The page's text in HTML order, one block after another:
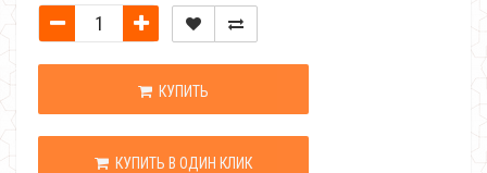
КУПИТЬ
КУПИТЬ В ОДИН КЛИК